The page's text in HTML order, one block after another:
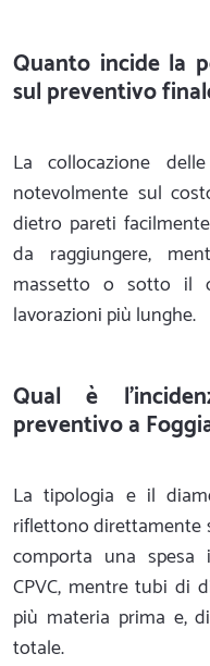
Quanto incide la
sul preventivo
La collocazione
notevolmente sul
dietro pareti
da raggiungere,
massetto o sotto il
lavorazioni più lunghe.
Qual è
preventivo a
La tipologia e il
riflettono direttamente
comporta una spesa
CPVC, mentre tubi di
più materia prima e,
totale.